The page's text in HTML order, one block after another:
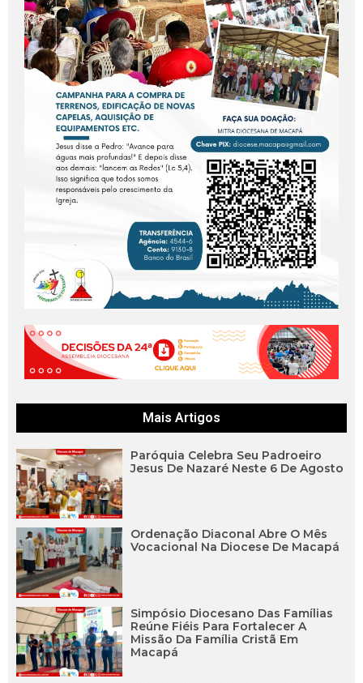
Mais Artigos
Paróquia Celebra Seu Padroeiro
Jesus De Nazaré Neste 6 De Agosto
Ordenação Diaconal Abre O Mês
Vocacional Na Diocese De Macapá
Simpósio Diocesano Das Famílias
Reúne Fiéis Para Fortalecer A
Missão Da Família Cristã Em
Macapá